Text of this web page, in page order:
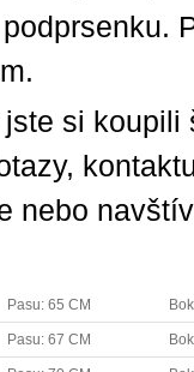
si
nebo
Pasu: 65 CM
Pasu: 67 CM